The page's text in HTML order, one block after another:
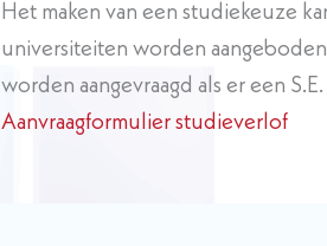
Het maken van een studiekeuze
universiteiten worden
worden aangevraagd als er een
Aanvraagformulier studieverlof